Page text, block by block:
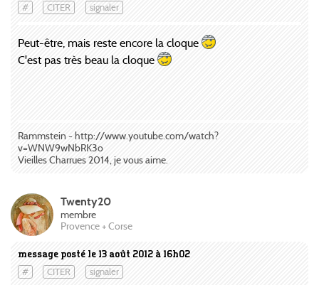
# CITER signaler
Peut-être, mais reste encore la cloque
C'est pas très beau la cloque
Rammstein - http://www.youtube.com/watch?
v=WNW9wNbRK3o
Vieilles Charrues 2014, je vous aime.
message posté le 13 août 2012 à 16h02
# CITER signaler
Twenty20
membre
Provence + Corse